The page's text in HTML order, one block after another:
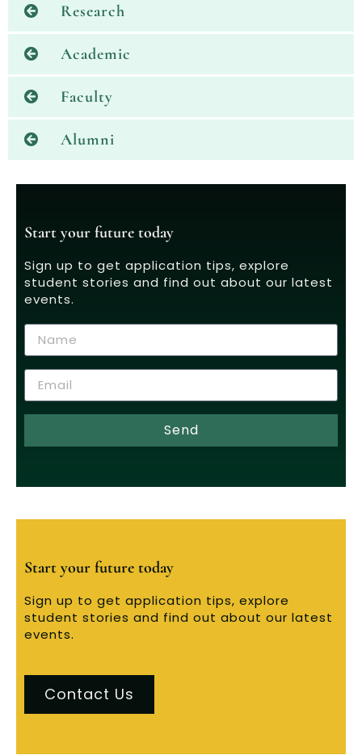
Research
Academic
Faculty
Alumni
Start your future today
Sign up to get application tips, explore
student stories and find out about our latest
events.
Send
Start your future today
Sign up to get application tips, explore
student stories and find out about our latest
events.
Contact Us